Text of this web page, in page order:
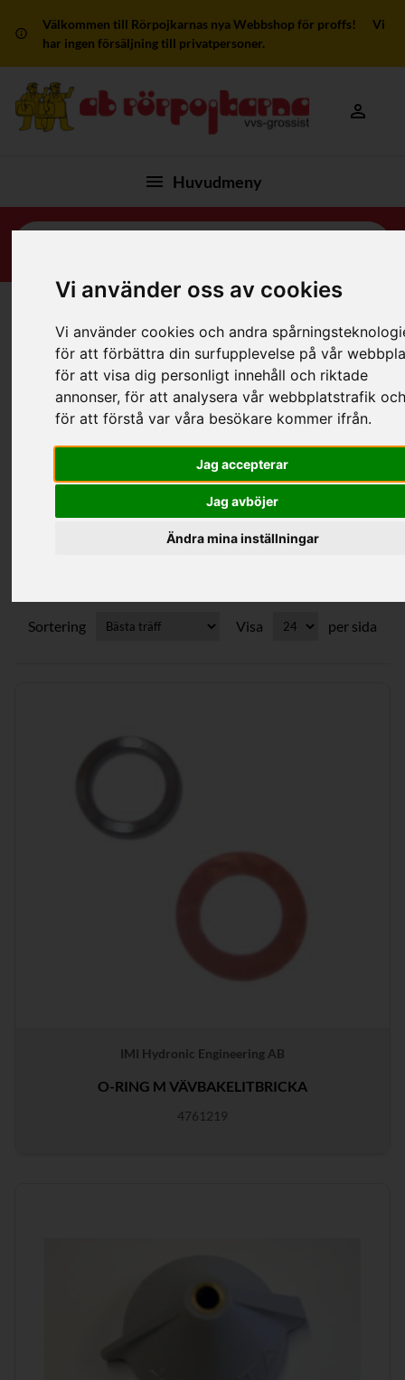
Vi använder oss av cookies
Vi använder cookies och andra
för att förbättra din surfupplevelse på vår
för att visa dig personligt innehåll och riktade
annonser, för att analysera vår webbplatstrafik
för att förstå var våra besökare kommer ifrån.
Jag accepterar
Jag avböjer
Ändra mina inställningar
Välkommen till Rörpojkarnas nya Webbshop för proffs! Vi
har ingen försäljning till privatpersoner.
Mitt
Huvudmeny
Reservdelar Imi/Ta Rad.Ventiler
Filter
Kategorier
Reservdelar Imi/Ta Rad.Ventiler
Sortering Visa per sida
IMI Hydronic Engineering AB
O-RING M VÄVBAKELITBRICKA
4761219